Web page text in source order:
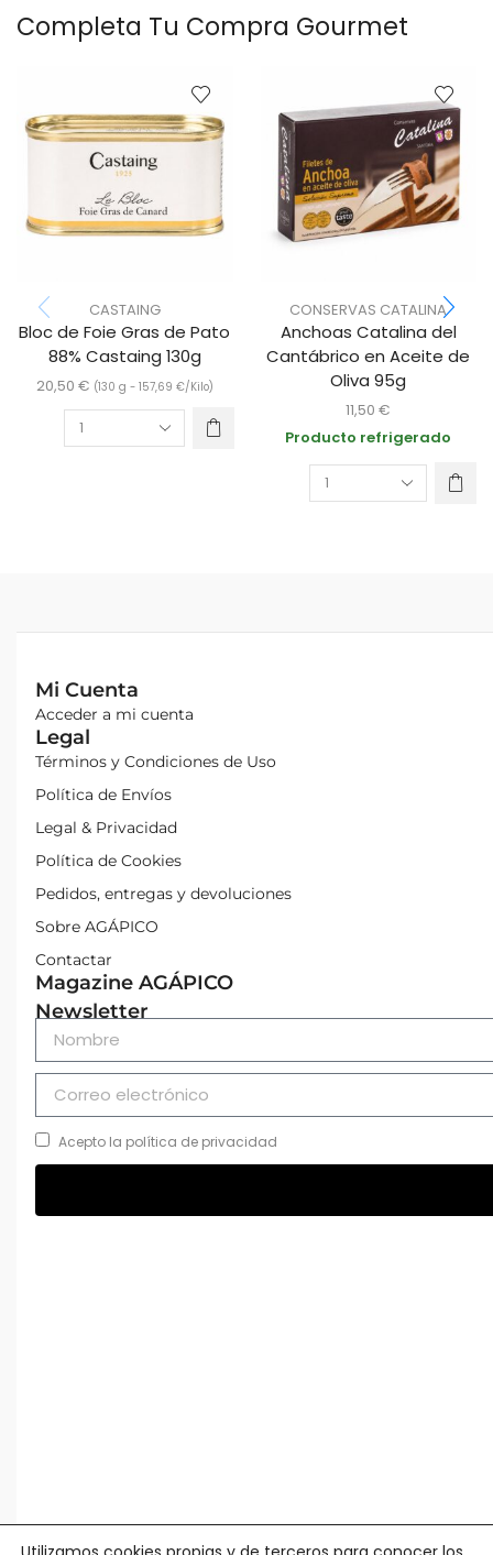
Completa Tu Compra Gourmet
CASTAING
Bloc de Foie Gras de Pato
88% Castaing 130g
20,50 € (130 g - 157,69 €/Kilo)
CONSERVAS CATALINA
Anchoas Catalina del
Cantábrico en Aceite de
Oliva 95g
11,50€
Producto refrigerado
Mi Cuenta
Acceder a mi cuenta
Legal
Términos y Condiciones de Uso
Política de Envíos
Legal & Privacidad
Política de Cookies
Pedidos, entregas y devoluciones
Sobre AGÁPICO
Contactar
Magazine AGÁPICO
Newsletter
Acepto la política de privacidad